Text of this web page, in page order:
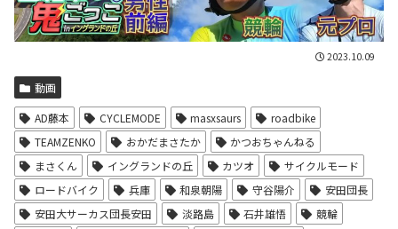
2023.10.09
動画
AD藤本 CYCLEMODE masxsaurs
roadbike
TEAMZENKO
おかだまさたか
かつおちゃんねる
まさくん
イングランドの丘 カツオ
サイクルモード
ロードバイク
兵庫 和泉朝陽 守谷陽介
安田団長
安田大サーカス団長安田
淡路島 石井雄悟
競輪